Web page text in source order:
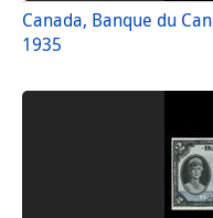
Canada, Banque du
1935